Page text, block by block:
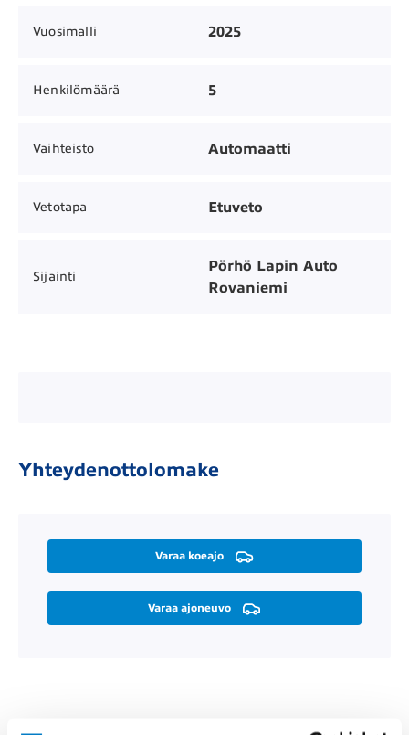
Vuosimalli 2025
Henkilömäärä 5
Vaihteisto Automaatti
Vetotapa Etuveto
Sijainti
Pörhö Lapin Auto
Rovaniemi
Yhteydenottolomake
Varaa koeajo
Varaa ajoneuvo
Räätälöi itsellesi sopiva rahoitus